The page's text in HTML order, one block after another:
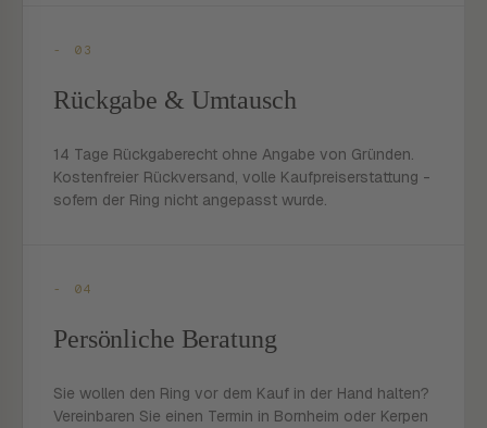
- 03
Rückgabe & Umtausch
14 Tage Rückgaberecht ohne Angabe von Gründen.
Kostenfreier Rückversand, volle Kaufpreiserstattung -
sofern der Ring nicht angepasst wurde.
- 04
Persönliche Beratung
Sie wollen den Ring vor dem Kauf in der Hand halten?
Vereinbaren Sie einen Termin in Bornheim oder Kerpen